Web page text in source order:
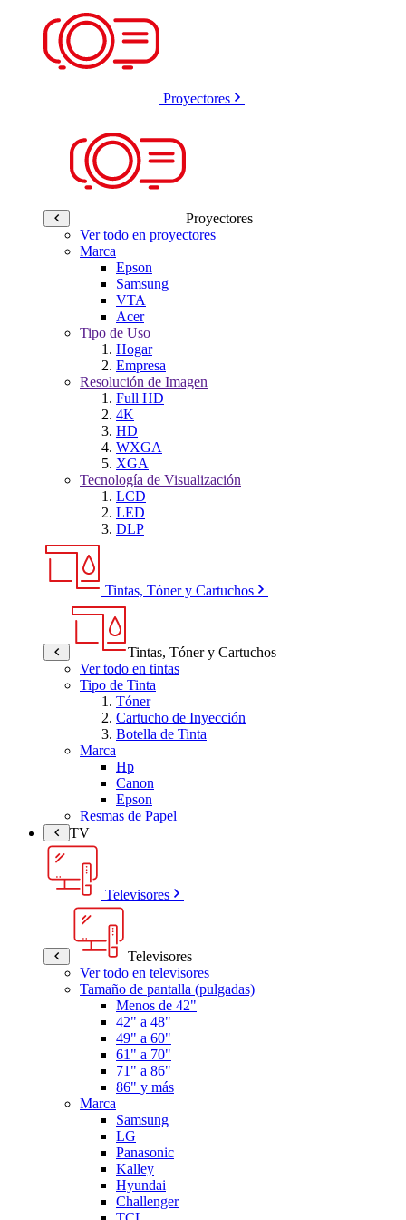
Proyectores
Proyectores
Ver todo en proyectores
Marca
Epson
Samsung
VTA
Acer
Tipo de Uso
Hogar
Empresa
Resolución de Imagen
Full HD
4K
HD
WXGA
XGA
Tecnología de Visualización
LCD
LED
DLP
Tintas, Tóner y Cartuchos
Tintas, Tóner y Cartuchos
Ver todo en tintas
Tipo de Tinta
Tóner
Cartucho de Inyección
Botella de Tinta
Marca
Hp
Canon
Epson
Resmas de Papel
TV
Televisores
Televisores
Ver todo en televisores
Tamaño de pantalla (pulgadas)
Menos de 42"
42" a 48"
49" a 60"
61" a 70"
71" a 86"
86" y más
Marca
Samsung
LG
Panasonic
Kalley
Hyundai
Challenger